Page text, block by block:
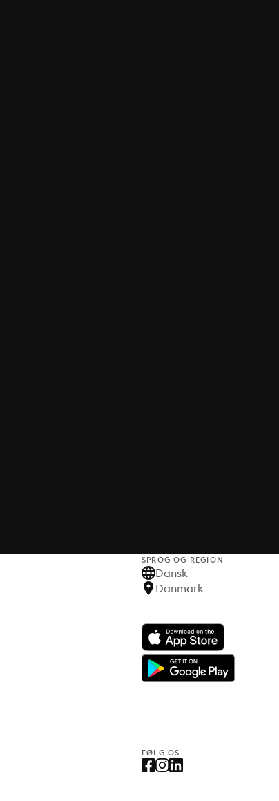
SPROG OG REGION
Dansk
Danmark
FØLG OS